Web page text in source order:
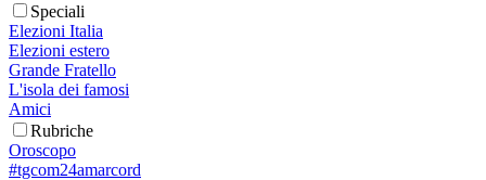
Speciali
Elezioni Italia
Elezioni estero
Grande Fratello
L'isola dei famosi
Amici
Rubriche
Oroscopo
#tgcom24amarcord